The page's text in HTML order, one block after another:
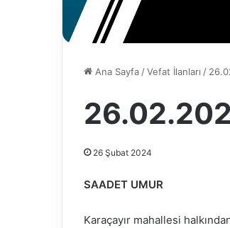
Ana Sayfa/Vefat İlanları /
26 Şubat 2024
SAADET UMUR
Karaçayır mahallesi